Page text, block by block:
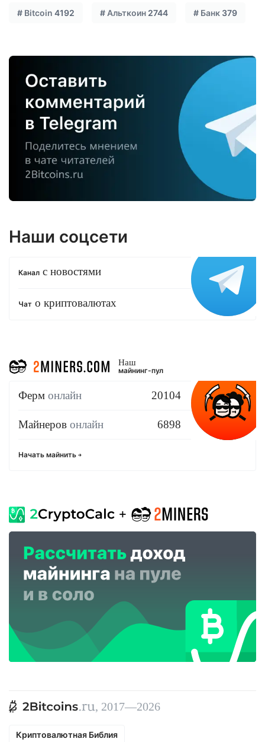
# Bitcoin 4192 # Альткоин 2744 # Банк 379
Наши соцсети
Канал с новостями
Чат о криптовалютах
Наш
майнинг-пул
Ферм онлайн 20104
Майнеров онлайн 6898
Начать майнить
, 2017—2026
Криптовалютная Библия